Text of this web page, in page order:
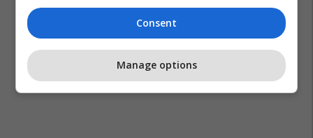
Consent
Manage options